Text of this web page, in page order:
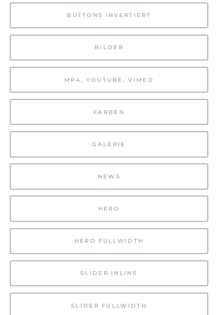
BUTTONS INVERTIERT
BILDER
MP4, YOUTUBE, VIMEO
FARBEN
GALERIE
NEWS
HERO
HERO FULLWIDTH
SLIDER INLINE
SLIDER FULLWIDTH